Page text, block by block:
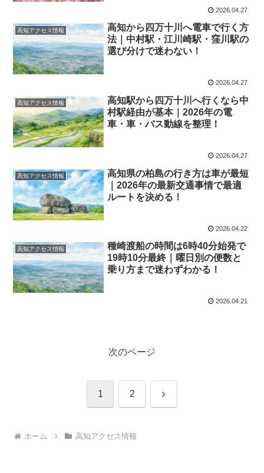
2026.04.27
高知アクセス情報
高知から四万十川へ電車で行く方
法｜中村駅・江川崎駅・窪川駅の
選び分けで迷わない！
2026.04.27
高知アクセス情報
高知駅から四万十川へ行くなら中
村駅経由が基本｜2026年の電
車・車・バス動線を整理！
2026.04.27
高知アクセス情報
高知県の柏島の行き方は車が最短
｜2026年の最新交通事情で最適
ルートを決める！
2026.04.22
高知アクセス情報
種崎渡船の時間は6時40分始発で
19時10分最終｜曜日別の便数と
乗り方まで迷わずわかる！
2026.04.21
次のページ
1 2 次
ホーム 高知アクセス情報